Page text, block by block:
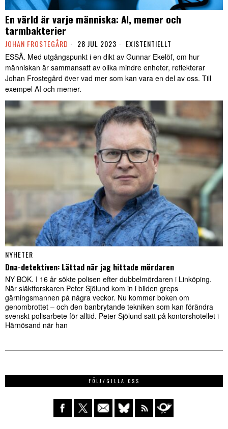
En värld är varje människa: AI, memer och
tarmbakterier
JOHAN FROSTEGÅRD 28 JUL 2023 EXISTENTIELLT
ESSÄ. Med utgångspunkt i en dikt av Gunnar Ekelöf, om hur
människan är sammansatt av olika mindre enheter, reflekterar
Johan Frostegård över vad mer som kan vara en del av oss. Till
exempel AI och memer.
NYHETER
Dna-detektiven: Lättad när jag hittade mördaren
NY BOK. I 16 år sökte polisen efter dubbelmördaren i Linköping.
När släktforskaren Peter Sjölund kom in i bilden greps
gärningsmannen på några veckor. Nu kommer boken om
genombrottet – och den banbrytande tekniken som kan förändra
svenskt polisarbete för alltid. Peter Sjölund satt på kontorshotellet i
Härnösand när han
FÖLJ/GILLA OSS